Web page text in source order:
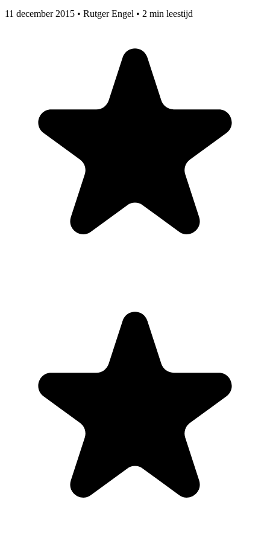
11 december 2015 • Rutger Engel • 2 min leestijd